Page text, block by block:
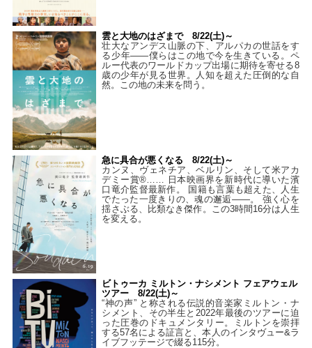
雲と大地のはざまで 8/22(土)～
壮大なアンデス山脈の下、アルパカの世話をす
る少年――僕らはこの地で今を生きている。ペ
ルー代表のワールドカップ出場に期待を寄せる8
歳の少年が見る世界。人知を超えた圧倒的な自
然。この地の未来を問う。
急に具合が悪くなる 8/22(土)～
カンヌ、ヴェネチア、ベルリン、そして米アカ
デミー賞®…… 日本映画界を新時代に導いた濱
口竜介監督最新作。 国籍も言葉も超えた、人生
でたった一度きりの、魂の邂逅――。 強く心を
揺さぶる、比類なき傑作。この3時間16分は人生
を変える。
ビトゥーカ ミルトン・ナシメント フェアウェル
ツアー 8/22(土)～
“神の声” と称される伝説的音楽家ミルトン・ナ
シメント、その半生と2022年最後のツアーに迫
った圧巻のドキュメンタリー。ミルトンを崇拝
する57名による証言と、本人のインタヴュー&ラ
イブフッテージで綴る115分。